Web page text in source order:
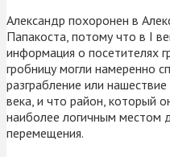
Александр похоронен в
Папакоста, потому что в I
информация о посетителях
гробницу могли намеренно
разграбление или
века, и что район, который
наиболее логичным местом
перемещения.